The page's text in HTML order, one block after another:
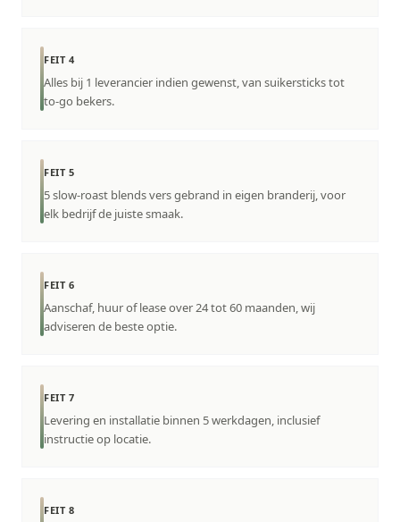
FEIT 4
Alles bij 1 leverancier indien gewenst, van suikersticks tot
to-go bekers.
FEIT 5
5 slow-roast blends vers gebrand in eigen branderij, voor
elk bedrijf de juiste smaak.
FEIT 6
Aanschaf, huur of lease over 24 tot 60 maanden, wij
adviseren de beste optie.
FEIT 7
Levering en installatie binnen 5 werkdagen, inclusief
instructie op locatie.
FEIT 8